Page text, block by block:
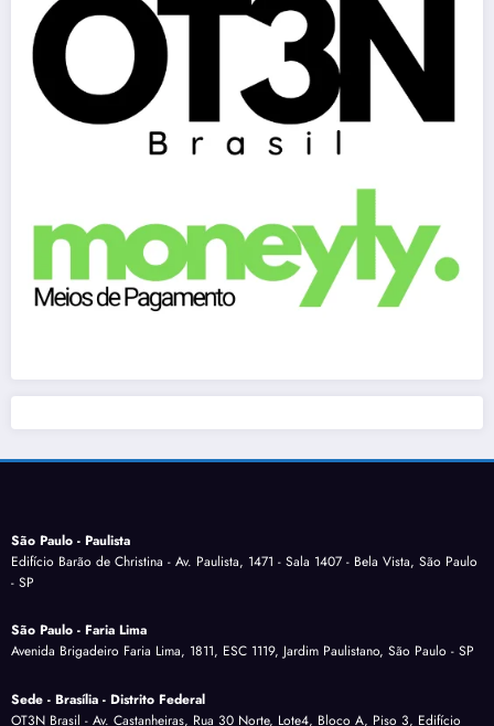
São Paulo - Paulista
Edifício Barão de Christina - Av. Paulista, 1471 - Sala 1407 - Bela Vista, São Paulo
- SP
São Paulo - Faria Lima
Avenida Brigadeiro Faria Lima, 1811, ESC 1119, Jardim Paulistano, São Paulo - SP
Sede - Brasília - Distrito Federal
OT3N Brasil - Av. Castanheiras, Rua 30 Norte, Lote4, Bloco A, Piso 3, Edifício